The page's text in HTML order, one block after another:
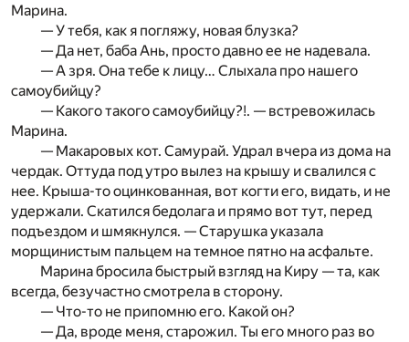
Марина.
— У тебя, как я погляжу, новая блузка?
— Да нет, баба Ань, просто давно ее не надевала.
— А зря. Она тебе к лицу… Слыхала про нашего
самоубийцу?
— Какого такого самоубийцу?!. — встревожилась
Марина.
— Макаровых кот. Самурай. Удрал вчера из дома на
чердак. Оттуда под утро вылез на крышу и свалился с
нее. Крыша-то оцинкованная, вот когти его, видать, и не
удержали. Скатился бедолага и прямо вот тут, перед
подъездом и шмякнулся. — Старушка указала
морщинистым пальцем на темное пятно на асфальте.
Марина бросила быстрый взгляд на Киру — та, как
всегда, безучастно смотрела в сторону.
— Что-то не припомню его. Какой он?
— Да, вроде меня, старожил. Ты его много раз во